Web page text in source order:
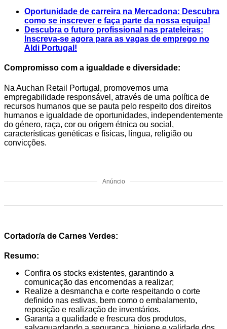
Oportunidade de carreira na Mercadona: Descubra
como se inscrever e faça parte da nossa equipa!
Descubra o futuro profissional nas prateleiras:
Inscreva-se agora para as vagas de emprego no
Aldi Portugal!
Compromisso com a igualdade e diversidade:
Na Auchan Retail Portugal, promovemos uma
empregabilidade responsável, através de uma política de
recursos humanos que se pauta pelo respeito dos direitos
humanos e igualdade de oportunidades, independentemente
do género, raça, cor ou origem étnica ou social,
características genéticas e físicas, língua, religião ou
convicções.
Anúncio
Cortador/a de Carnes Verdes:
Resumo:
Confira os stocks existentes, garantindo a
comunicação das encomendas a realizar;
Realize a desmancha e corte respeitando o corte
definido nas estivas, bem como o embalamento,
reposição e realização de inventários.
Garanta a qualidade e frescura dos produtos,